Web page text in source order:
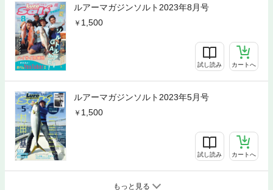
ルアーマガジンソルト2023年8月号
1,500
試し読み カートへ
ルアーマガジンソルト2023年5月号
1,500
試し読み カートへ
もっと見る